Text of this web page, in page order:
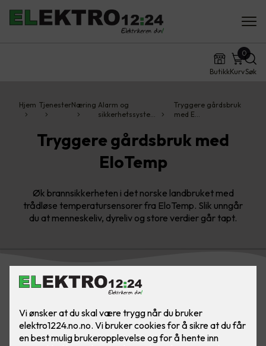
ButikkKurv
0
Søk
Hjem TjenesterNæring Alarm og
sikkerhetssyste…
Tryggere gårdsbruk
med E…
Tryggere gårdsbruk med
EloTemp
Øk brannsikkerheten i det norske landbruket med
trådløse temperatursensorer fra EloTemp. Slik unngår
du at menneskeliv, dyreliv og store verdier går tapt.